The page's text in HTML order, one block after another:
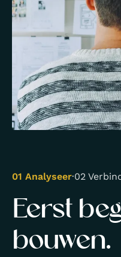
01 Analyseer·02
Eerst
bouwen.